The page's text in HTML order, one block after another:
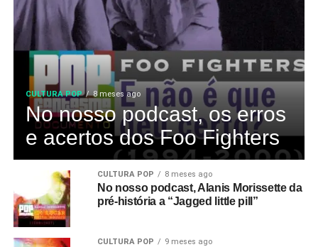
CULTURA POP 8 meses ago
No nosso podcast, os erros
e acertos dos Foo Fighters
CULTURA POP 8 meses ago
No nosso podcast, Alanis Morissette da
pré-história a “Jagged little pill”
CULTURA POP 9 meses ago